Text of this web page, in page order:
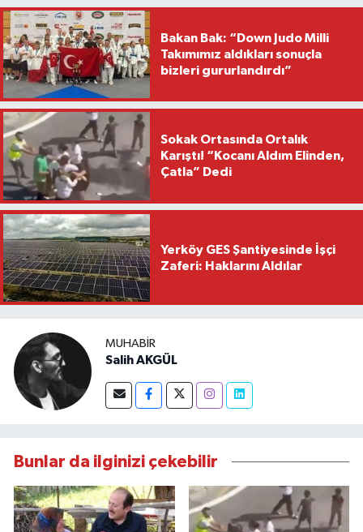
Bakan Bak: “Down Judo Milli
Takımımız aldıkları sonuçla
bizleri gururlandırdı”
Sokak Ortasında Ortalık
Karıştı! “Kocanı Aldım Elinden,
Çatla” Dedi
Yerköy GES Şantiyesinde İşçi
Zaferi: Haklarını Aldılar
MUHABIR
Salih AKGÜL
Bunlar da ilginizi çekebilir